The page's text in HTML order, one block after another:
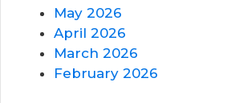
May 2026
April 2026
March 2026
February 2026